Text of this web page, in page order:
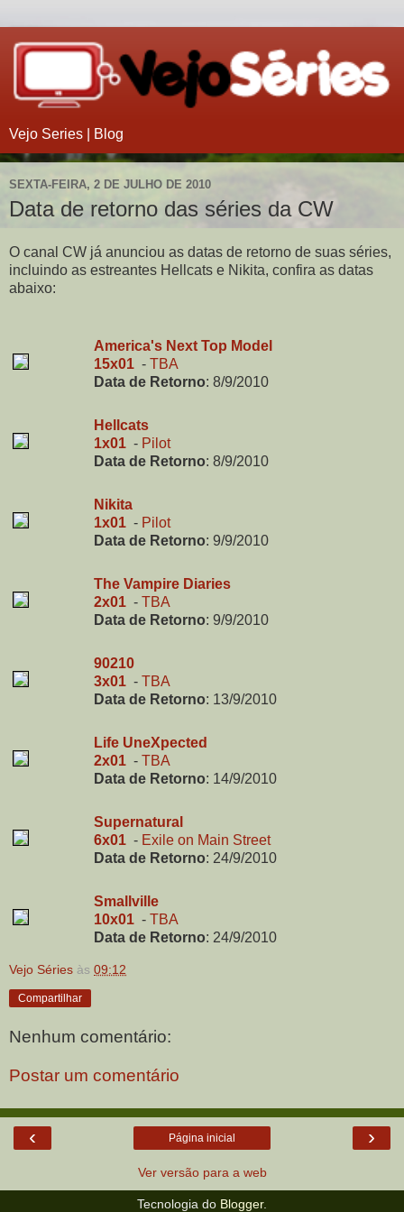
Vejo Series | Blog
SEXTA-FEIRA, 2 DE JULHO DE 2010
Data de retorno das séries da CW
O canal CW já anunciou as datas de retorno de suas séries,
incluindo as estreantes Hellcats e Nikita, confira as datas
abaixo:
America's Next Top Model
15x01 - TBA
Data de Retorno: 8/9/2010
Hellcats
1x01 - Pilot
Data de Retorno: 8/9/2010
Nikita
1x01 - Pilot
Data de Retorno: 9/9/2010
The Vampire Diaries
2x01 - TBA
Data de Retorno: 9/9/2010
90210
3x01 - TBA
Data de Retorno: 13/9/2010
Life UneXpected
2x01 - TBA
Data de Retorno: 14/9/2010
Supernatural
6x01 - Exile on Main Street
Data de Retorno: 24/9/2010
Smallville
10x01 - TBA
Data de Retorno: 24/9/2010
Vejo Séries às 09:12
Compartilhar
Nenhum comentário:
Postar um comentário
‹ ›
Página inicial
Ver versão para a web
Tecnologia do Blogger.